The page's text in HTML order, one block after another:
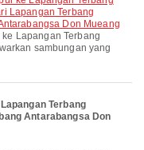
Lapangan Terbang
Don Mueang
Lapangan Terbang
sambungan yang
Terbang
Antarabangsa Don